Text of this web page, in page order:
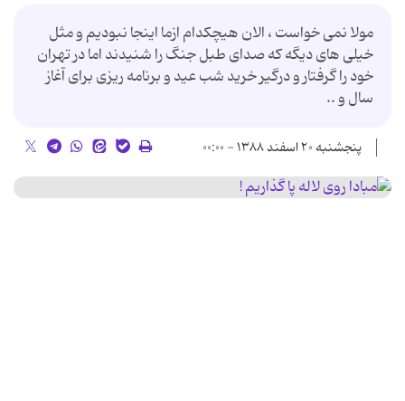
مولا نمی خواست ، الان هیچکدام ازما اینجا نبودیم و مثل
خیلی های دیگه که صدای طبل جنگ را شنیدند اما در تهران
خود را گرفتار و درگیر خرید شب عید و برنامه ریزی برای آغاز
سال و ..
پنجشنبه ۲۰ اسفند ۱۳۸۸ - ۰۰:۰۰